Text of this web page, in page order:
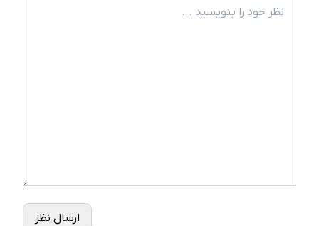
ارسال نظر